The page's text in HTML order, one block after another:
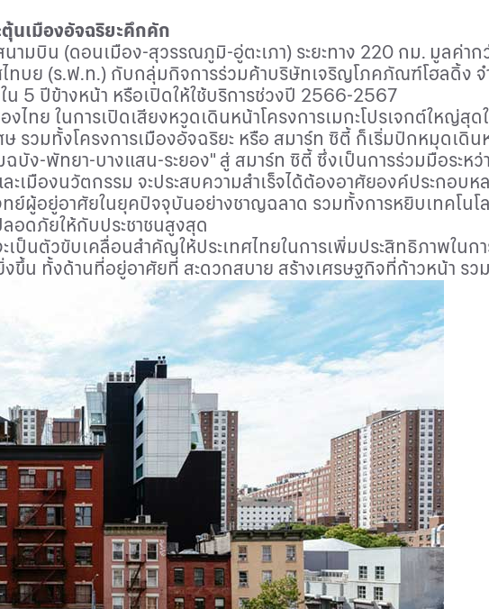
นเมืองอัจฉริยะคึกคัก
นามบิน (ดอนเมือง-สุวรรณภูมิ-อู่ตะเภา) ระยะทาง 220 กม. มูลค่า
ไทบย (ร.ฟ.ท.) กับกลุ่มกิจการร่วมค้าบริษัทเจริญโภคภัณฑ์โฮลดิ้ง
น 5 ปีข้างหน้า หรือเปิดให้ใช้บริการช่วงปี 2566-2567
ไทย ในการเปิดเสียงหวูดเดินหน้าโครงการเมกะโปรเจกต์ใหญ่สุด
รวมทั้งโครงการเมืองอัจฉริยะ หรือ สมาร์ท ซิตี้ ก็เริ่มปักหมุดเดิน
บัง-พัทยา-บางแสน-ระยอง" สู่ สมาร์ท ซิตี้ ซึ่งเป็นการร่วมมือระหว่
ะเมืองนวัตกรรม จะประสบความสำเร็จได้ต้องอาศัยองค์ประกอบ
ผู้อยู่อาศัยในยุคปัจจุบันอย่างชาญฉลาด รวมทั้งการหยิบเทคโนโล
ลอดภัยให้กับประชาชนสูงสุด
เป็นตัวขับเคลื่อนสำคัญให้ประเทศไทยในการเพิ่มประสิทธิภาพใน
น ทั้งด้านที่อยู่อาศัยที่ สะดวกสบาย สร้างเศรษฐกิจที่ก้าวหน้า ร